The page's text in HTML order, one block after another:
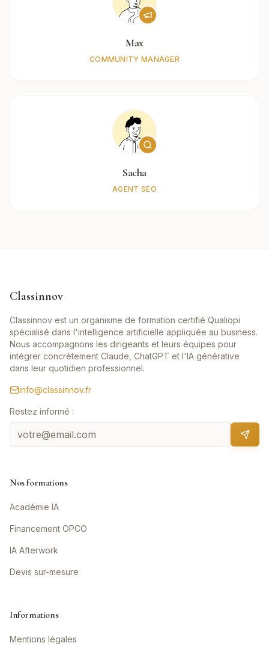
Max
COMMUNITY MANAGER
Sacha
AGENT SEO
Classinnov
Classinnov est un organisme de formation certifié Qualiopi
spécialisé dans l'intelligence artificielle appliquée au business.
Nous accompagnons les dirigeants et leurs équipes pour
intégrer concrètement Claude, ChatGPT et l'IA générative
dans leur quotidien professionnel.
info@classinnov.fr
Restez informé :
Nos formations
Académie IA
Financement OPCO
IA Afterwork
Devis sur-mesure
Informations
Mentions légales